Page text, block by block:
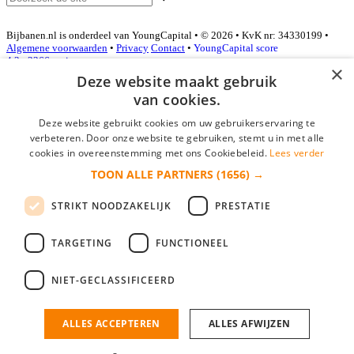
Bijbanen.nl is onderdeel van YoungCapital • © 2026 • KvK nr: 34330199 •
Algemene voorwaarden • Privacy Contact • YoungCapital score
4.3 - 3366 reviews
Inloggen als bedrijf
*
login gegevens onthouden
login
Bedrijf aanmelden
nieuwe collega/werknemer zo gevonden!
×
Deze website maakt gebruik
van cookies.
Deze website gebruikt cookies om uw gebruikerservaring te
verbeteren. Door onze website te gebruiken, stemt u in met alle
cookies in overeenstemming met ons Cookiebeleid. Lees verder
TOON ALLE PARTNERS (1656) →
STRIKT NOODZAKELIJK PRESTATIE
TARGETING FUNCTIONEEL
NIET-GECLASSIFICEERD
ALLES ACCEPTEREN ALLES AFWIJZEN